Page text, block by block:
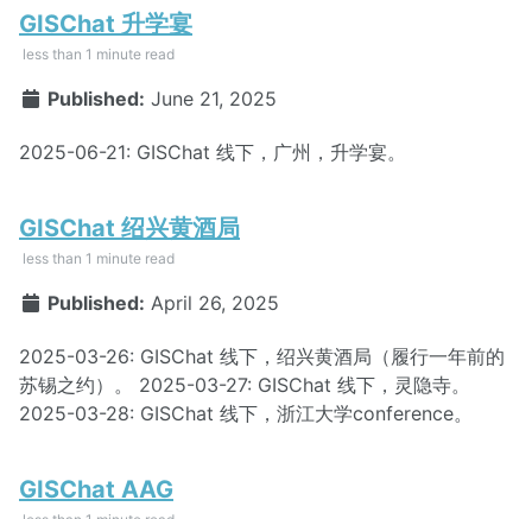
GISChat 升学宴
less than 1 minute read
Published: June 21, 2025
2025-06-21: GISChat 线下，广州，升学宴。
GISChat 绍兴黄酒局
less than 1 minute read
Published: April 26, 2025
2025-03-26: GISChat 线下，绍兴黄酒局（履行一年前的
苏锡之约）。 2025-03-27: GISChat 线下，灵隐寺。
2025-03-28: GISChat 线下，浙江大学conference。
GISChat AAG